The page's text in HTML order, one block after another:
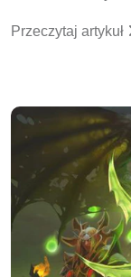
Przeczytaj artykuł